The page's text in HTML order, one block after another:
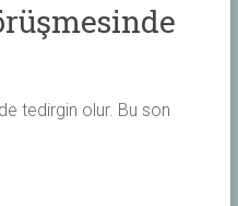
tedirgin olur. Bu son